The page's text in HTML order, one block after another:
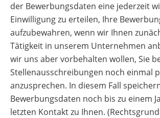
der Bewerbungsdaten eine jederzeit
Einwilligung zu erteilen, Ihre
aufzubewahren, wenn wir Ihnen
Tätigkeit in unserem Unternehmen
wir uns aber vorbehalten wollen, Sie
Stellenausschreibungen noch einmal
anzusprechen. In diesem Fall
Bewerbungsdaten noch bis zu einem
letzten Kontakt zu Ihnen.